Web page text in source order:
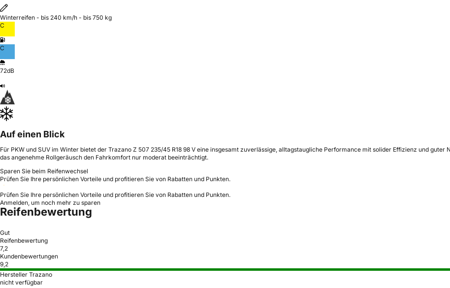
Winterreifen - bis 240 km/h - bis 750 kg
C
C
72dB
Auf einen Blick
Für PKW und SUV im Winter bietet der Trazano Z 507 235/45 R18 98 V eine insgesamt zuverlässige, alltagstaugliche Performance mit solider Effizienz und
das angenehme Rollgeräusch den Fahrkomfort nur moderat beeinträchtigt.
Sparen Sie beim Reifenwechsel
Prüfen Sie Ihre persönlichen Vorteile und profitieren Sie von Rabatten und Punkten.
Prüfen Sie Ihre persönlichen Vorteile und profitieren Sie von Rabatten und Punkten.
Anmelden, um noch mehr zu sparen
Reifenbewertung
Gut
Reifenbewertung
7,2
Kundenbewertungen
9,2
Hersteller Trazano
nicht verfügbar